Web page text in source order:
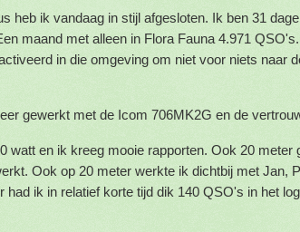
heb ik vandaag in stijl afgesloten. Ik ben 31
maand met alleen in Flora Fauna 4.971
in die omgeving om niet voor niets naar
gewerkt met de Icom 706MK2G en de
watt en ik kreeg mooie rapporten. Ook 20 meter
Ook op 20 meter werkte ik dichtbij met Jan,
had ik in relatief korte tijd dik 140 QSO's in het